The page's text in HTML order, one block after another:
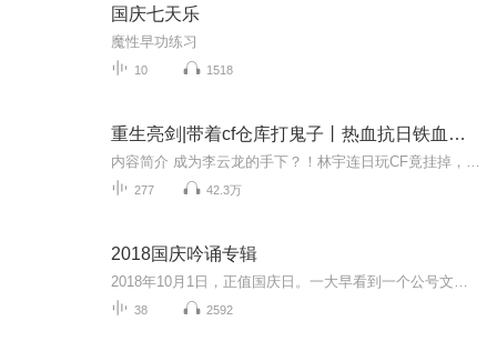
国庆七天乐
魔性早功练习
10 1518
重生亮剑|带着cf仓库打鬼子丨热血抗日铁血丨军事
277 42.3万
2018国庆吟诵专辑
38 2592